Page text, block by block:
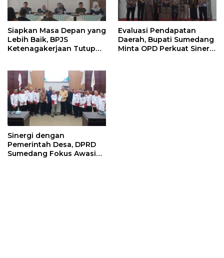
Siapkan Masa Depan yang
Lebih Baik, BPJS
Ketenagakerjaan Tutup
Evaluasi Pendapatan
Daerah, Bupati Sumedang
Minta OPD Perkuat Sinergi
Sinergi dengan
Pemerintah Desa, DPRD
Sumedang Fokus Awasi